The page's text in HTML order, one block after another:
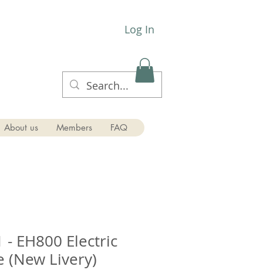
Log In
About us Members FAQ
- EH800 Electric
(New Livery)